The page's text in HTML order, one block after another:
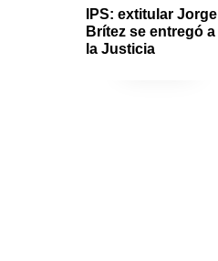
IPS: extitular Jorge
Brítez se entregó a
la Justicia